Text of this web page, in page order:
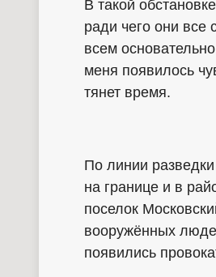
В такой
ради чего они все
всем
меня появилось
тянет время.
По линии
на границе и в
поселок
вооружённых
появились